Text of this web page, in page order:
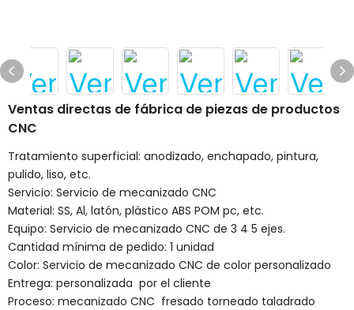
Ventas directas de fábrica de piezas de productos
CNC
Tratamiento superficial: anodizado, enchapado, pintura,
pulido, liso, etc.
Servicio: Servicio de mecanizado CNC
Material: SS, Al, latón, plástico ABS POM pc, etc.
Equipo: Servicio de mecanizado CNC de 3 4 5 ejes.
Cantidad mínima de pedido: 1 unidad
Color: Servicio de mecanizado CNC de color personalizado
Entrega: personalizada por el cliente
Proceso: mecanizado CNC fresado torneado taladrado